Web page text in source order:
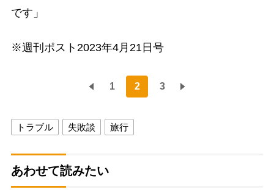
です」
※週刊ポスト2023年4月21日号
1 2 3
トラブル 失敗談 旅行
あわせて読みたい